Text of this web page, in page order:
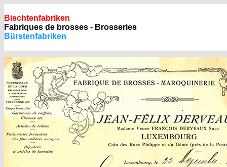
Bischtenfabriken
Fabriques de brosses - Brosseries
Bürstenfabriken